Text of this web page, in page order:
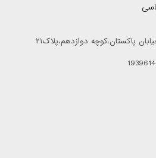
تهران، خیابان بهشتی،خیابان پاکستان،کوچه دوازدهم،پلاک۲۱